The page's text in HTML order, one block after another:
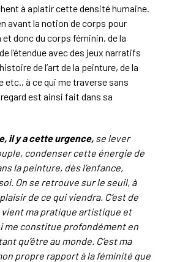
à aplatir cette densité humaine.
avant la notion de corps pour
donc du corps féminin, de la
l’étendue avec des jeux narratifs
de l’art de la peinture, de la
etc., à ce qui me traverse sans
est ainsi fait dans sa
il y a cette urgence, se lever
condenser cette énergie de
la peinture, dès l’enfance,
On se retrouve sur le seuil, à
de ce qui viendra. C’est de
ma pratique artistique et
me constitue profondément en
qu’être au monde. C’est ma
propre rapport à la féminité que